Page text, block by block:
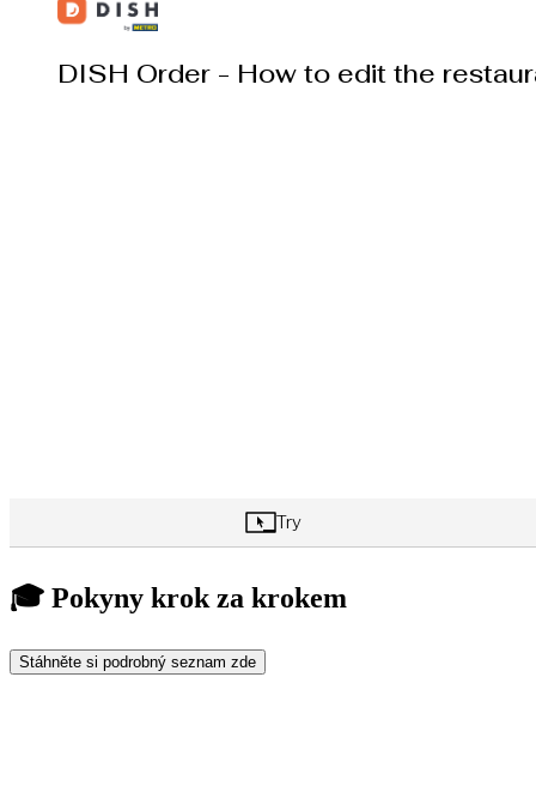
🎓 Pokyny krok za krokem
Stáhněte si podrobný seznam zde